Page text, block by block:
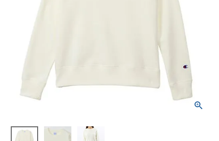
INFORMATIOM
ご利用ガイド
お問い合わせ
メルマガ登録
特定商取引法